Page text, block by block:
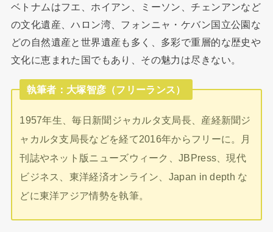
ベトナムはフエ、ホイアン、ミーソン、チェンアンなど
の文化遺産、ハロン湾、フォンニャ・ケバン国立公園な
どの自然遺産と世界遺産も多く、多彩で重層的な歴史や
文化に恵まれた国でもあり、その魅力は尽きない。
執筆者：大塚智彦（フリーランス）
1957年生、毎日新聞ジャカルタ支局長、産経新聞ジ
ャカルタ支局長などを経て2016年からフリーに。月
刊誌やネット版ニューズウィーク、JBPress、現代
ビジネス、東洋経済オンライン、Japan in depth な
どに東洋アジア情勢を執筆。